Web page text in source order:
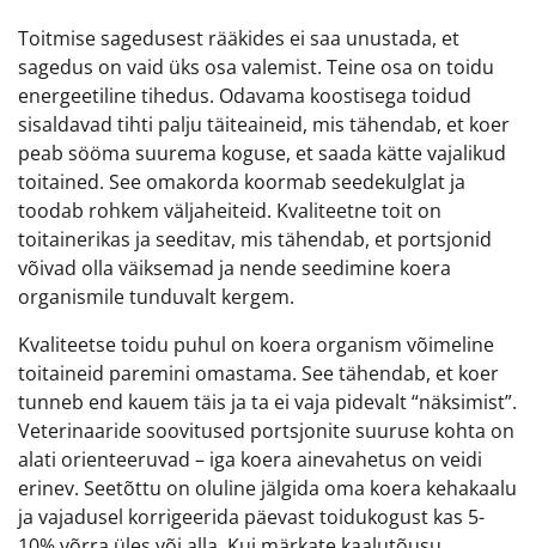
Toitmise sagedusest rääkides ei saa unustada, et
sagedus on vaid üks osa valemist. Teine osa on toidu
energeetiline tihedus. Odavama koostisega toidud
sisaldavad tihti palju täiteaineid, mis tähendab, et koer
peab sööma suurema koguse, et saada kätte vajalikud
toitained. See omakorda koormab seedekulglat ja
toodab rohkem väljaheiteid. Kvaliteetne toit on
toitainerikas ja seeditav, mis tähendab, et portsjonid
võivad olla väiksemad ja nende seedimine koera
organismile tunduvalt kergem.
Kvaliteetse toidu puhul on koera organism võimeline
toitaineid paremini omastama. See tähendab, et koer
tunneb end kauem täis ja ta ei vaja pidevalt “näksimist”.
Veterinaaride soovitused portsjonite suuruse kohta on
alati orienteeruvad – iga koera ainevahetus on veidi
erinev. Seetõttu on oluline jälgida oma koera kehakaalu
ja vajadusel korrigeerida päevast toidukogust kas 5-